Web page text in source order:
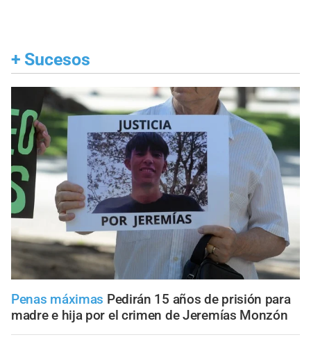
+ Sucesos
Penas máximas Pedirán 15 años de prisión para
madre e hija por el crimen de Jeremías Monzón